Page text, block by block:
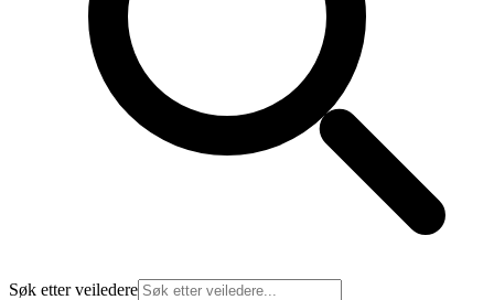
Søk etter veiledere